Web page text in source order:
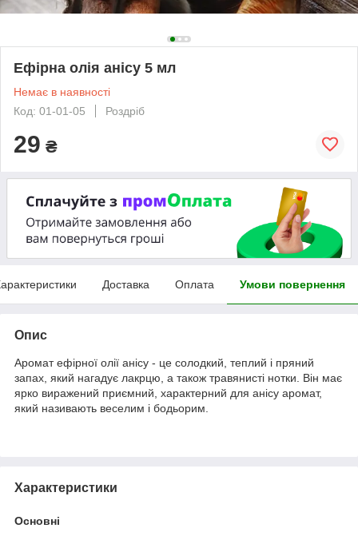
Ефірна олія анісу 5 мл
Немає в наявності
Код: 01-01-05
Роздріб
29 ₴
Доставка Оплата Умови повернення
Опис
Аромат ефірної олії анісу - це солодкий, теплий і пряний
запах, який нагадує лакрцю, а також травянисті нотки. Він має
ярко виражений приємний, характерний для анісу аромат,
який називають веселим і бодьорим.
Характеристики
Основні